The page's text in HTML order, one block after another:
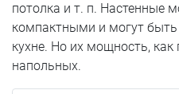
потолка и т. п. Настенные
компактными и могут
кухне. Но их мощность,
напольных.